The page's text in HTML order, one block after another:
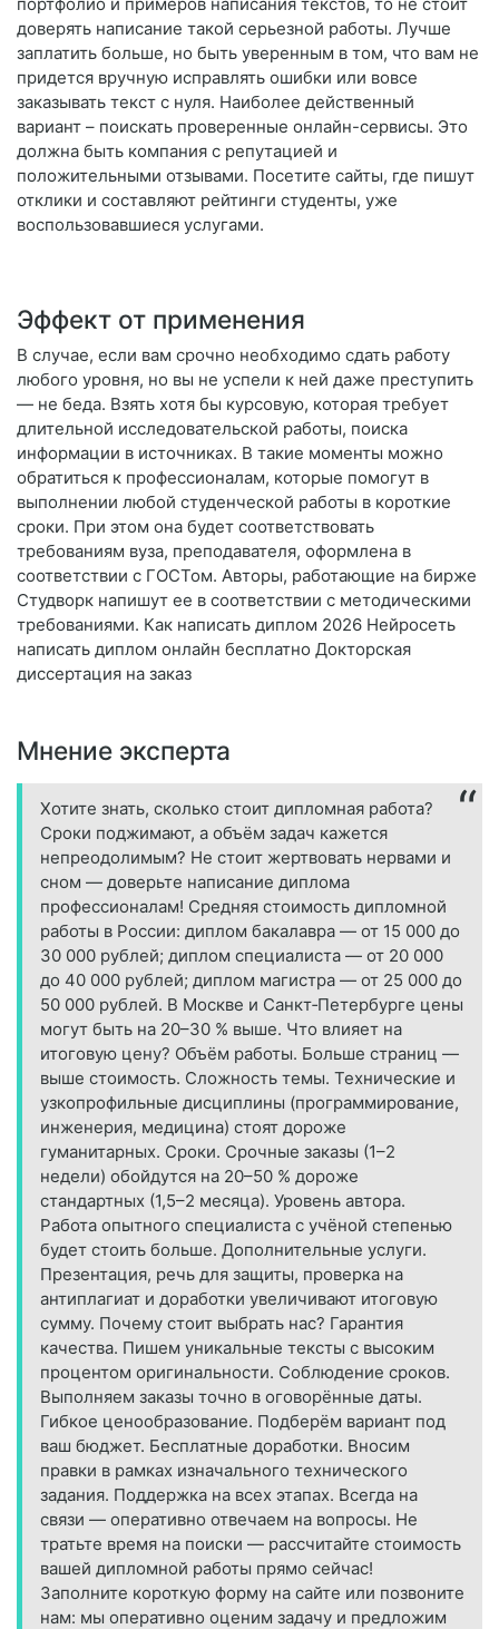
доверять написание такой серьезной работы. Лучше
заплатить больше, но быть уверенным в том, что вам не
придется вручную исправлять ошибки или вовсе
заказывать текст с нуля. Наиболее действенный
вариант – поискать проверенные онлайн-сервисы. Это
должна быть компания с репутацией и
положительными отзывами. Посетите сайты, где пишут
отклики и составляют рейтинги студенты, уже
воспользовавшиеся услугами.
Эффект от применения
В случае, если вам срочно необходимо сдать работу
любого уровня, но вы не успели к ней даже преступить
— не беда. Взять хотя бы курсовую, которая требует
длительной исследовательской работы, поиска
информации в источниках. В такие моменты можно
обратиться к профессионалам, которые помогут в
выполнении любой студенческой работы в короткие
сроки. При этом она будет соответствовать
требованиям вуза, преподавателя, оформлена в
соответствии с ГОСТом. Авторы, работающие на бирже
Студворк напишут ее в соответствии с методическими
требованиями. Как написать диплом 2026 Нейросеть
написать диплом онлайн бесплатно Докторская
диссертация на заказ
Мнение эксперта
Хотите знать, сколько стоит дипломная работа?
Сроки поджимают, а объём задач кажется
непреодолимым? Не стоит жертвовать нервами и
сном — доверьте написание диплома
профессионалам! Средняя стоимость дипломной
работы в России: диплом бакалавра — от 15 000 до
30 000 рублей; диплом специалиста — от 20 000
до 40 000 рублей; диплом магистра — от 25 000 до
50 000 рублей. В Москве и Санкт‑Петербурге цены
могут быть на 20–30 % выше. Что влияет на
итоговую цену? Объём работы. Больше страниц —
выше стоимость. Сложность темы. Технические и
узкопрофильные дисциплины (программирование,
инженерия, медицина) стоят дороже
гуманитарных. Сроки. Срочные заказы (1–2
недели) обойдутся на 20–50 % дороже
стандартных (1,5–2 месяца). Уровень автора.
Работа опытного специалиста с учёной степенью
будет стоить больше. Дополнительные услуги.
Презентация, речь для защиты, проверка на
антиплагиат и доработки увеличивают итоговую
сумму. Почему стоит выбрать нас? Гарантия
качества. Пишем уникальные тексты с высоким
процентом оригинальности. Соблюдение сроков.
Выполняем заказы точно в оговорённые даты.
Гибкое ценообразование. Подберём вариант под
ваш бюджет. Бесплатные доработки. Вносим
правки в рамках изначального технического
задания. Поддержка на всех этапах. Всегда на
связи — оперативно отвечаем на вопросы. Не
тратьте время на поиски — рассчитайте стоимость
вашей дипломной работы прямо сейчас!
Заполните короткую форму на сайте или позвоните
нам: мы оперативно оценим задачу и предложим